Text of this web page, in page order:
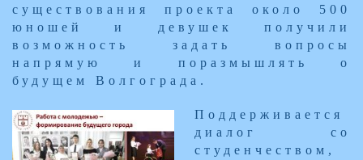
существования проекта около 500
юношей и девушек получили
возможность задать вопросы
напрямую и поразмышлять о
будущем Волгограда.
Поддерживается
диалог со
студенчеством,